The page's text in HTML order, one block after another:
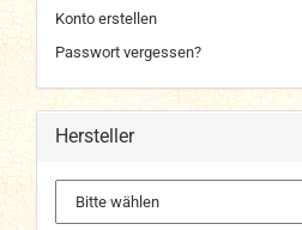
Konto erstellen
Passwort vergessen?
Hersteller